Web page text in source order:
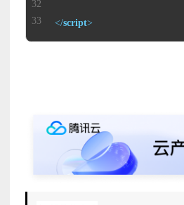
</script>